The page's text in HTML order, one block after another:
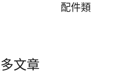
配件類
文章